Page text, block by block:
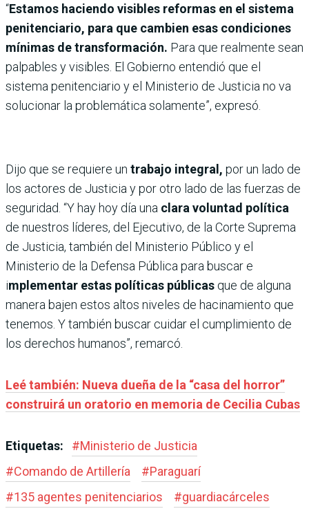
“Estamos haciendo visibles reformas en el sistema
penitenciario, para que cambien esas condiciones
mínimas de transformación. Para que realmente sean
palpables y visibles. El Gobierno entendió que el
sistema penitenciario y el Ministerio de Justicia no va
solucionar la problemática solamente”, expresó.
Dijo que se requiere un trabajo integral, por un lado de
los actores de Justicia y por otro lado de las fuerzas de
seguridad. “Y hay hoy día una clara voluntad política
de nuestros líderes, del Ejecutivo, de la Corte Suprema
de Justicia, también del Ministerio Público y el
Ministerio de la Defensa Pública para buscar e
implementar estas políticas públicas que de alguna
manera bajen estos altos niveles de hacinamiento que
tenemos. Y también buscar cuidar el cumplimiento de
los derechos humanos”, remarcó.
Leé también: Nueva dueña de la “casa del horror”
construirá un oratorio en memoria de Cecilia Cubas
Etiquetas: #Ministerio de Justicia
#Comando de Artillería #Paraguarí
#135 agentes penitenciarios #guardiacárceles